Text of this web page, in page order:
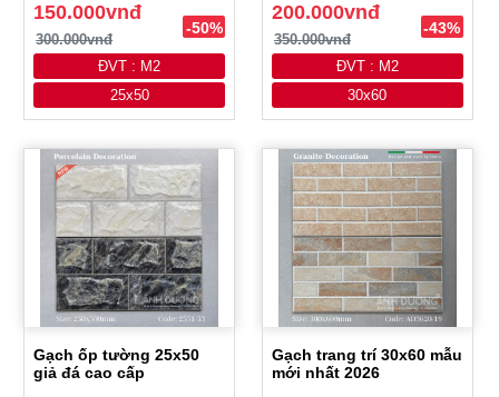
150.000vnđ
300.000vnđ
-50%
ĐVT : M2
25x50
200.000vnđ
350.000vnđ
-43%
ĐVT : M2
30x60
Gạch ốp tường 25x50
giả đá cao cấp
Gạch trang trí 30x60 mẫu
mới nhất 2026